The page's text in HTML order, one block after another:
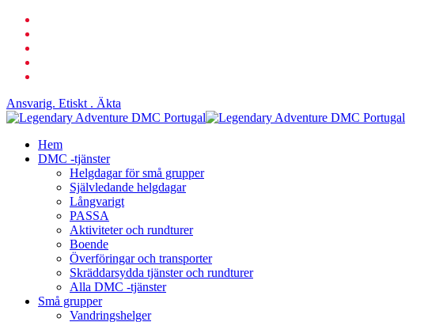
Hoppa
huvudinnehåll
Ansvarig. Etiskt . Äkta
Meny
Hem
DMC -tjänster
Helgdagar för små grupper
Självledande helgdagar
Långvarigt
PASSA
Aktiviteter och rundturer
Boende
Överföringar och transporter
Skräddarsydda tjänster och rundturer
Alla DMC -tjänster
Små grupper
Vandringshelger